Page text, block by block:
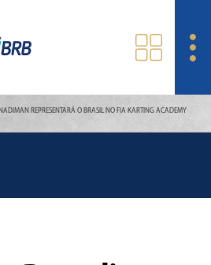
REPRESENTARÁ O BRASIL NO FIA KARTING ACADEMY